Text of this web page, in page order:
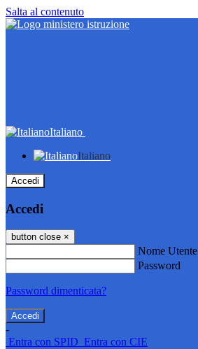
Salta al contenuto
Italiano
Italiano
Accedi
Accedi
button close ×
Nome Utente
Password
Password dimenticata?
-
Entra con SPID Entra con CIE